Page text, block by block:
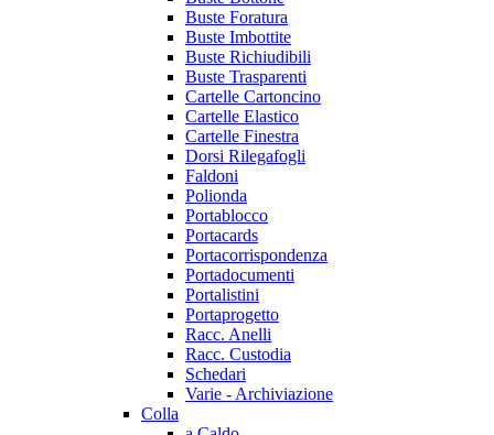
Buste Foratura
Buste Imbottite
Buste Richiudibili
Buste Trasparenti
Cartelle Cartoncino
Cartelle Elastico
Cartelle Finestra
Dorsi Rilegafogli
Faldoni
Polionda
Portablocco
Portacards
Portacorrispondenza
Portadocumenti
Portalistini
Portaprogetto
Racc. Anelli
Racc. Custodia
Schedari
Varie - Archiviazione
Colla